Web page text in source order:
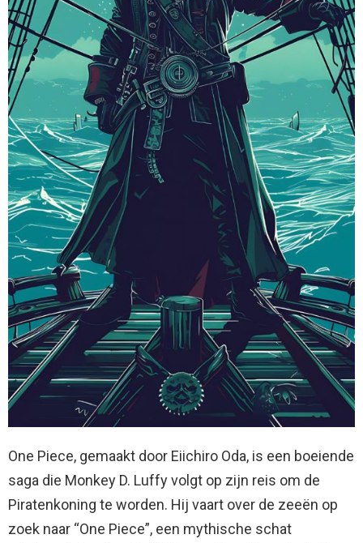
One Piece, gemaakt door Eiichiro Oda, is een boeiende
saga die Monkey D. Luffy volgt op zijn reis om de
Piratenkoning te worden. Hij vaart over de zeeën op
zoek naar “One Piece”, een mythische schat